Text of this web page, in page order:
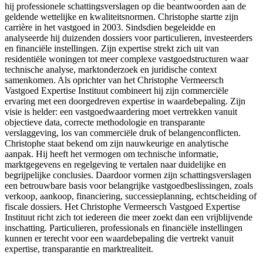
hij professionele schattingsverslagen op die beantwoorden aan de
geldende wettelijke en kwaliteitsnormen. Christophe startte zijn
carrière in het vastgoed in 2003. Sindsdien begeleidde en
analyseerde hij duizenden dossiers voor particulieren, investeerders
en financiële instellingen. Zijn expertise strekt zich uit van
residentiële woningen tot meer complexe vastgoedstructuren waar
technische analyse, marktonderzoek en juridische context
samenkomen. Als oprichter van het Christophe Vermeersch
Vastgoed Expertise Instituut combineert hij zijn commerciële
ervaring met een doorgedreven expertise in waardebepaling. Zijn
visie is helder: een vastgoedwaardering moet vertrekken vanuit
objectieve data, correcte methodologie en transparante
verslaggeving, los van commerciële druk of belangenconflicten.
Christophe staat bekend om zijn nauwkeurige en analytische
aanpak. Hij heeft het vermogen om technische informatie,
marktgegevens en regelgeving te vertalen naar duidelijke en
begrijpelijke conclusies. Daardoor vormen zijn schattingsverslagen
een betrouwbare basis voor belangrijke vastgoedbeslissingen, zoals
verkoop, aankoop, financiering, successieplanning, echtscheiding of
fiscale dossiers. Het Christophe Vermeersch Vastgoed Expertise
Instituut richt zich tot iedereen die meer zoekt dan een vrijblijvende
inschatting. Particulieren, professionals en financiële instellingen
kunnen er terecht voor een waardebepaling die vertrekt vanuit
expertise, transparantie en marktrealiteit.